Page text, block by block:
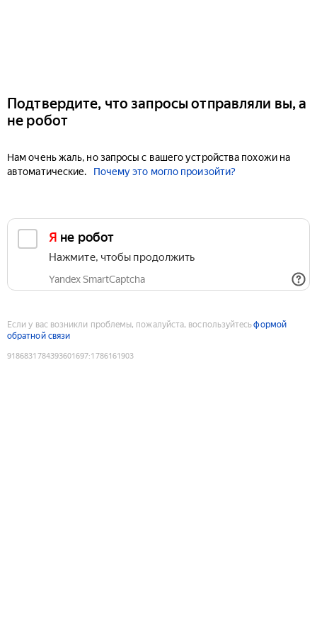
Подтвердите, что запросы отправляли вы, а
не робот
Нам очень жаль, но запросы с вашего устройства похожи на
автоматические.
Почему это могло произойти?
Я не робот
Нажмите, чтобы продолжить
Yandex SmartCaptcha
Если у вас возникли проблемы, пожалуйста, воспользуйтесьформой
обратной связи
9186831784393601697:1786161903